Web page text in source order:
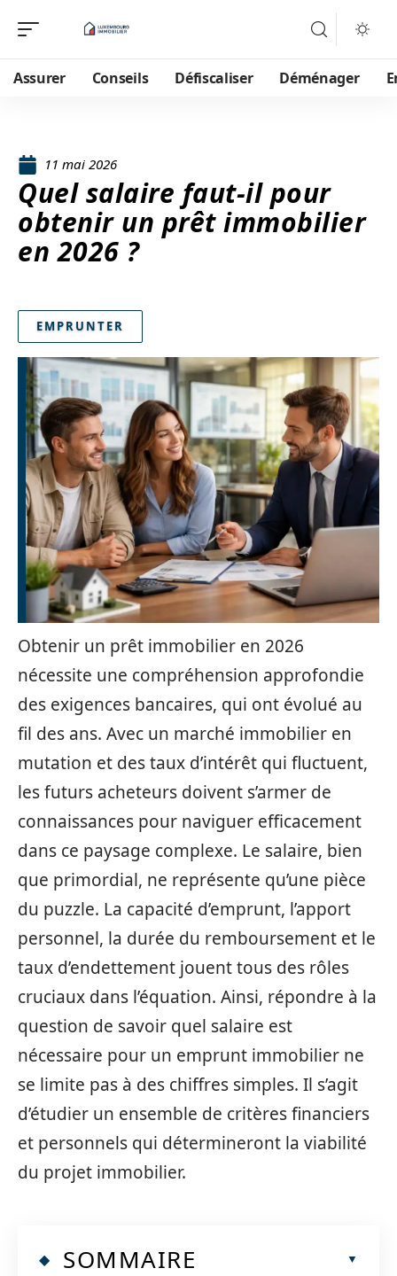
Assurer Conseils Défiscaliser Déménager
11 mai 2026
Quel salaire faut-il pour
obtenir un prêt immobilier
en 2026 ?
EMPRUNTER
Obtenir un prêt immobilier en 2026
nécessite une compréhension approfondie
des exigences bancaires, qui ont évolué au
fil des ans. Avec un marché immobilier en
mutation et des taux d’intérêt qui fluctuent,
les futurs acheteurs doivent s’armer de
connaissances pour naviguer efficacement
dans ce paysage complexe. Le salaire, bien
que primordial, ne représente qu’une pièce
du puzzle. La capacité d’emprunt, l’apport
personnel, la durée du remboursement et le
taux d’endettement jouent tous des rôles
cruciaux dans l’équation. Ainsi, répondre à la
question de savoir quel salaire est
nécessaire pour un emprunt immobilier ne
se limite pas à des chiffres simples. Il s’agit
d’étudier un ensemble de critères financiers
et personnels qui détermineront la viabilité
du projet immobilier.
SOMMAIRE